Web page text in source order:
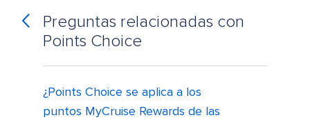
Preguntas relacionadas con
Points Choice
¿Points Choice se aplica a los
puntos MyCruise Rewards de las